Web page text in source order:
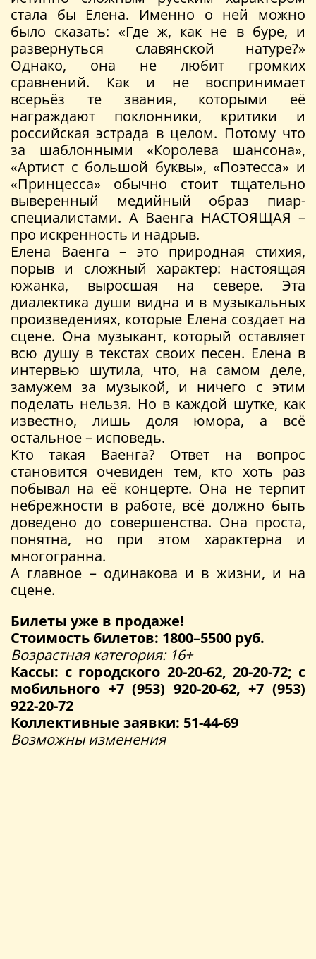
стала бы Елена. Именно о ней можно
было сказать: «Где ж, как не в буре, и
развернуться славянской натуре?»
Однако, она не любит громких
сравнений. Как и не воспринимает
всерьёз те звания, которыми её
награждают поклонники, критики и
российская эстрада в целом. Потому что
за шаблонными «Королева шансона»,
«Артист с большой буквы», «Поэтесса» и
«Принцесса» обычно стоит тщательно
выверенный медийный образ пиар-
специалистами. А Ваенга НАСТОЯЩАЯ –
про искренность и надрыв.
Елена Ваенга – это природная стихия,
порыв и сложный характер: настоящая
южанка, выросшая на севере. Эта
диалектика души видна и в музыкальных
произведениях, которые Елена создает на
сцене. Она музыкант, который оставляет
всю душу в текстах своих песен. Елена в
интервью шутила, что, на самом деле,
замужем за музыкой, и ничего с этим
поделать нельзя. Но в каждой шутке, как
известно, лишь доля юмора, а всё
остальное – исповедь.
Кто такая Ваенга? Ответ на вопрос
становится очевиден тем, кто хоть раз
побывал на её концерте. Она не терпит
небрежности в работе, всё должно быть
доведено до совершенства. Она проста,
понятна, но при этом характерна и
многогранна.
А главное – одинакова и в жизни, и на
сцене.
Билеты уже в продаже!
Стоимость билетов: 1800–5500 руб.
Возрастная категория: 16+
Кассы: с городского 20-20-62, 20-20-72; с
мобильного +7 (953) 920-20-62, +7 (953)
922-20-72
Коллективные заявки: 51-44-69
Возможны изменения